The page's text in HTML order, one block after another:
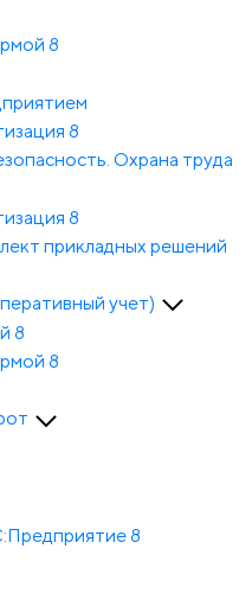
8
8
Охрана труда
8
прикладных решений
учет)
8
8
8